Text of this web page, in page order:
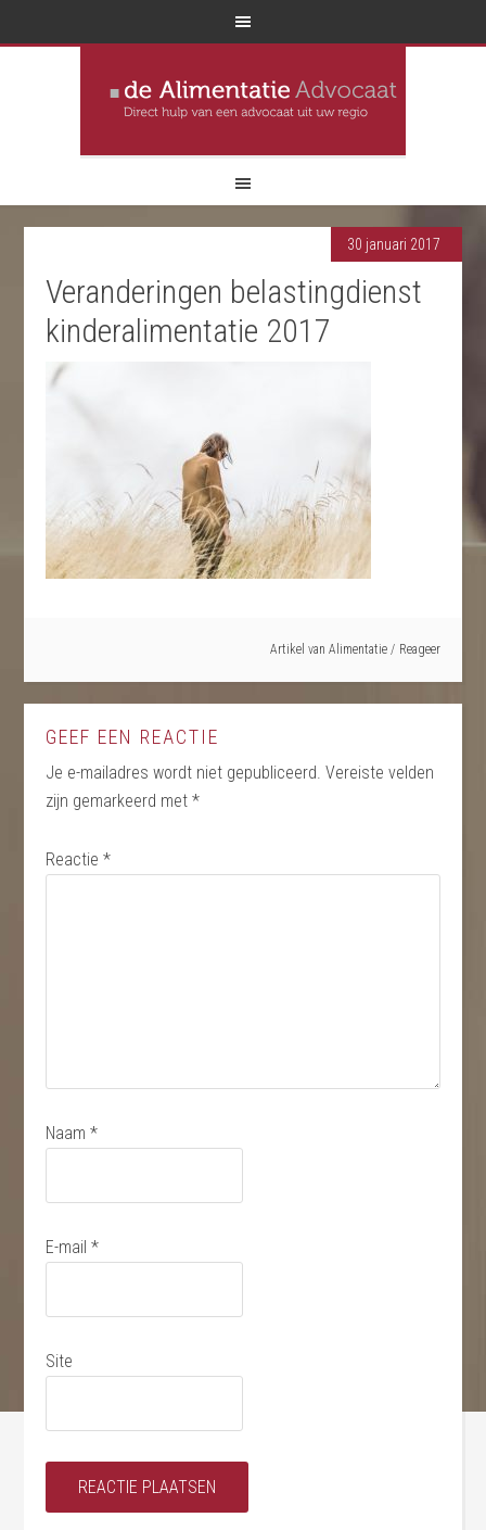
30 januari 2017
Veranderingen belastingdienst
kinderalimentatie 2017
Artikel van Alimentatie Reageer
GEEF EEN REACTIE
Je e-mailadres wordt niet gepubliceerd. Vereiste velden
zijn gemarkeerd met*
Reactie*
Naam*
E-mail*
Site